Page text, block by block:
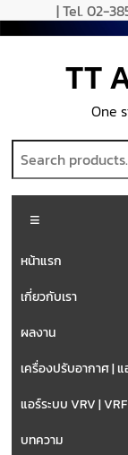
| Tel. 02-
TT
One
หน้าแรก
เกี่ยวกับเรา
ผลงาน
เครื่องปรับอากาศ | แ
แอร์ระบบ VRV | VRF
บทความ